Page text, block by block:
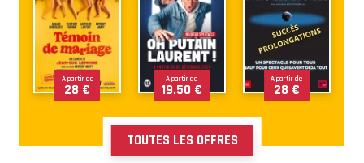
À partir de
28 €
À partir de
19.50 €
À partir de
28 €
TOUTES LES OFFRES